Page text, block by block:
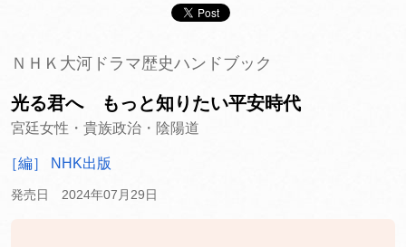
ＮＨＫ大河ドラマ歴史ハンドブック
光る君へ もっと知りたい平安時代
宮廷女性・貴族政治・陰陽道
［編］ NHK出版
発売日 2024年07月29日